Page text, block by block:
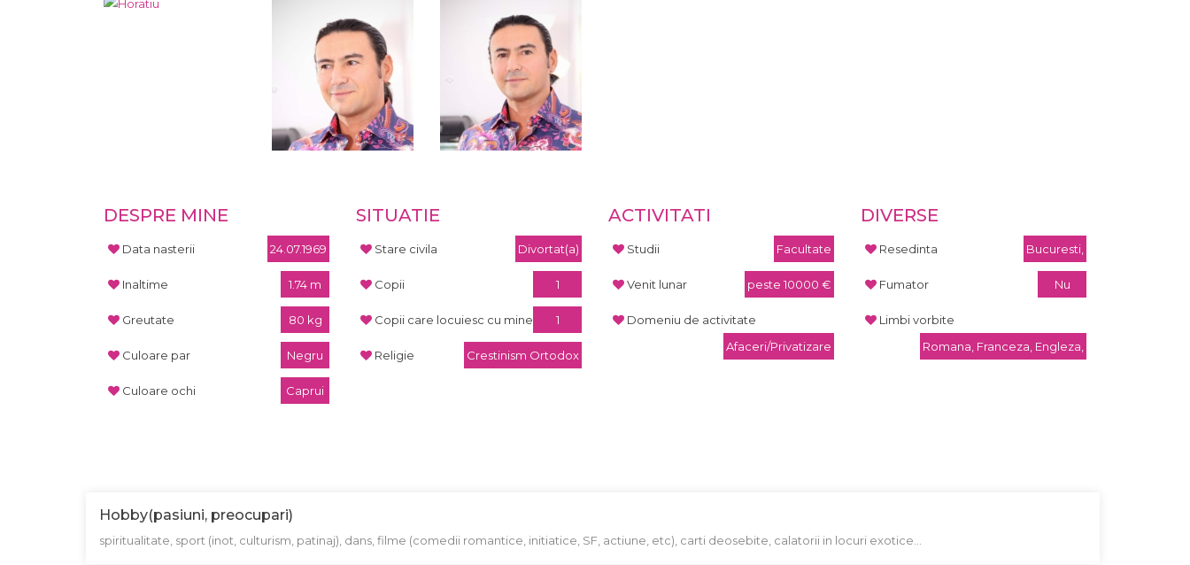
DESPRE MINE
Data nasterii 24.07.1969
Inaltime 1.74 m
Greutate 80 kg
Culoare par Negru
Culoare ochi Caprui
SITUATIE
Stare civila Divortat(a)
Copii 1
Copii care locuiesc cu mine 1
Religie Crestinism Ortodox
ACTIVITATI
Studii Facultate
Venit lunar peste 10000 €
Domeniu de activitate
Afaceri/Privatizare
DIVERSE
Resedinta Bucuresti,
Fumator Nu
Limbi vorbite
Romana, Franceza, Engleza,
Hobby(pasiuni, preocupari)
spiritualitate, sport (inot, culturism, patinaj), dans, filme (comedii romantice, initiatice, SF, actiune, etc), carti deosebite, calatorii in locuri exotice...